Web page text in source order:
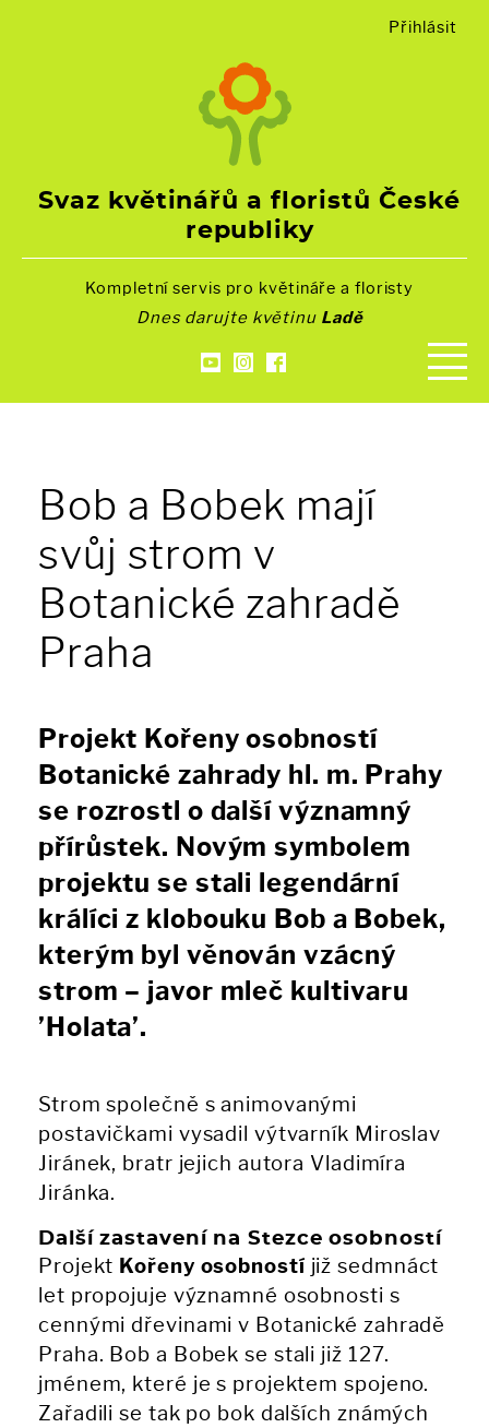
Svaz květinářů a floristů České
republiky
Přihlásit
Kompletní servis pro květináře a floristy
Dnes darujte květinu Ladě
Bob a Bobek mají
svůj strom v
Botanické zahradě
Praha
Projekt Kořeny osobností
Botanické zahrady hl. m. Prahy
se rozrostl o další významný
přírůstek. Novým symbolem
projektu se stali legendární
králíci z klobouku Bob a Bobek,
kterým byl věnován vzácný
strom – javor mleč kultivaru
’Holata’.
Strom společně s animovanými
postavičkami vysadil výtvarník Miroslav
Jiránek, bratr jejich autora Vladimíra
Jiránka.
Další zastavení na Stezce osobností
Projekt Kořeny osobností již sedmnáct
let propojuje významné osobnosti s
cennými dřevinami v Botanické zahradě
Praha. Bob a Bobek se stali již 127.
jménem, které je s projektem spojeno.
Zařadili se tak po bok dalších známých